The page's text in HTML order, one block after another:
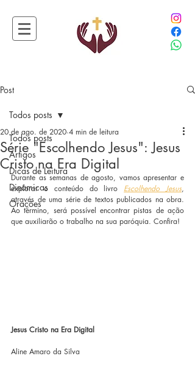
Post
Todos posts
Artigos
Dicas de Leitura
Dinâmicas
Orações
Todos posts
Série "Escolhendo Jesus": Jesus
Cristo na Era Digital
20 de ago. de 2020 4 min de leitura
Durante as semanas de agosto, vamos apresentar e
explorar o conteúdo do livro Escolhendo Jesus,
através de uma série de textos publicados na obra.
Ao término, será possível encontrar pistas de ação
que auxiliarão o trabalho na sua paróquia. Confira!
Jesus Cristo na Era Digital
Aline Amaro da Silva